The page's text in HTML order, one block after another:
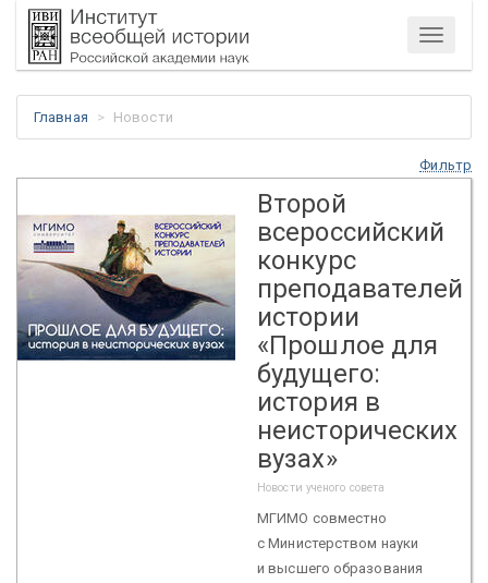
Меню
Главная Новости
Фильтр
Второй
всероссийский
конкурс
преподавателей
истории
«Прошлое для
будущего:
история в
неисторических
вузах»
Новости ученого совета
МГИМО совместно
с Министерством науки
и высшего образования